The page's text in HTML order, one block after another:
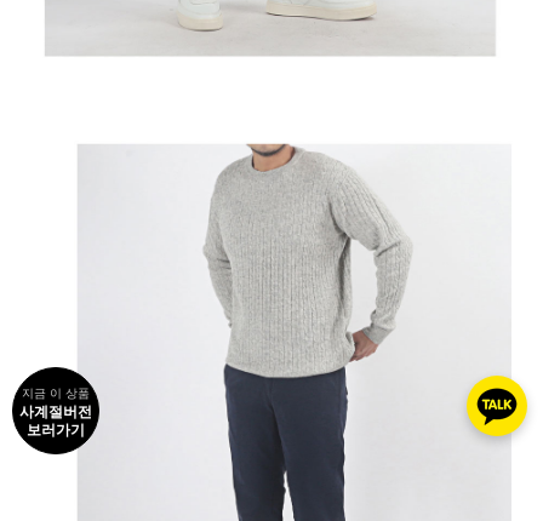
지금 이 상품
사계절버전
보러가기